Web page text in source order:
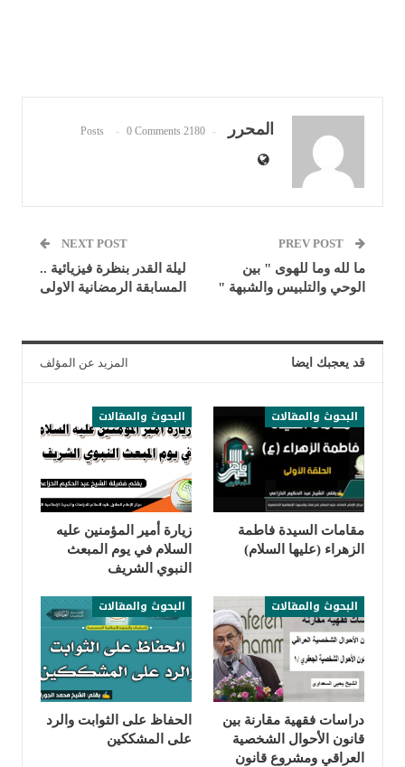
المحرر 2180 Posts
0 Comments
ما لله وما للهوى " بين
الوحي والتلبيس والشبهة "
NEXT POST
ليلة القدر بنظرة فيزيائية ..
المسابقة الرمضانية الاولى
قد يعجبك ايضا المزيد عن المؤلف
البحوث والمقالات
مقامات السيدة فاطمة
الزهراء (عليها السلام)
البحوث والمقالات
زيارة أمير المؤمنين عليه
السلام في يوم المبعث
النبوي الشريف
البحوث والمقالات
دراسات فقهية مقارنة بين
قانون الأحوال الشخصية
العراقي ومشروع قانون
البحوث والمقالات
الحفاظ على الثوابت والرد
على المشككين